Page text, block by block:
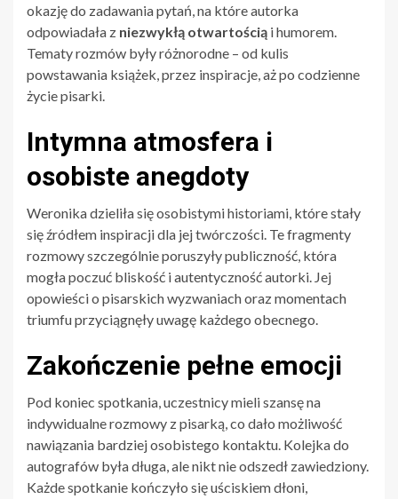
okazję do zadawania pytań, na które autorka
odpowiadała z niezwykłą otwartością i humorem.
Tematy rozmów były różnorodne – od kulis
powstawania książek, przez inspiracje, aż po codzienne
życie pisarki.
Intymna atmosfera i
osobiste anegdoty
Weronika dzieliła się osobistymi historiami, które stały
się źródłem inspiracji dla jej twórczości. Te fragmenty
rozmowy szczególnie poruszyły publiczność, która
mogła poczuć bliskość i autentyczność autorki. Jej
opowieści o pisarskich wyzwaniach oraz momentach
triumfu przyciągnęły uwagę każdego obecnego.
Zakończenie pełne emocji
Pod koniec spotkania, uczestnicy mieli szansę na
indywidualne rozmowy z pisarką, co dało możliwość
nawiązania bardziej osobistego kontaktu. Kolejka do
autografów była długa, ale nikt nie odszedł zawiedziony.
Każde spotkanie kończyło się uściskiem dłoni,